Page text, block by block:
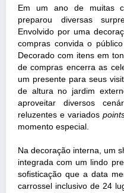
Em um ano de muitas
preparou diversas
Envolvido por uma
compras convida o
Decorado com itens em
de compras encerra as
um presente para seus
de altura no jardim
aproveitar diversos
reluzentes e variados
momento especial.
Na decoração interna, um
integrada com um lindo
sofisticação que a data
carrossel inclusivo de 24